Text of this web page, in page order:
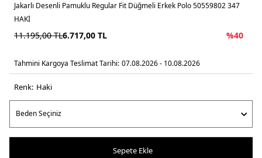
Jakarlı Desenli Pamuklu Regular Fit Düğmeli Erkek Polo 50559802 347
HAKİ
11.195,00TL6.717,00 TL %40
Tahmini Kargoya Teslimat Tarihi: 07.08.2026 - 10.08.2026
Renk: haki̇
Sepete Ekle